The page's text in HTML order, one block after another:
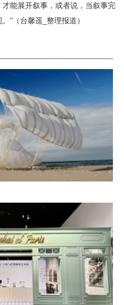
能展开叙事，或者说，当叙事完
"（台馨遥_整理报道）